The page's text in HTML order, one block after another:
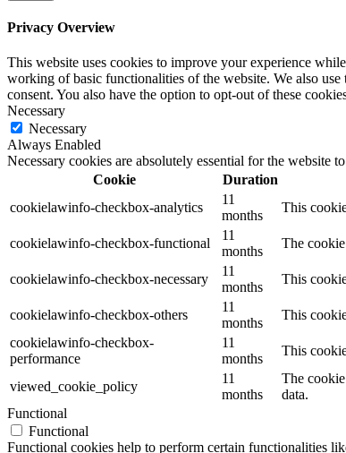
Privacy Overview
This website uses cookies to improve your experience
working of basic functionalities of the website. We also
consent. You also have the option to opt-out of these
Necessary
Necessary
Always Enabled
Necessary cookies are absolutely essential for the website
Cookie
Duration
cookielawinfo-checkbox-analytics
11
months
This
cookielawinfo-checkbox-functional
11
months
The
cookielawinfo-checkbox-necessary
11
months
This
cookielawinfo-checkbox-others
11
months
This
cookielawinfo-checkbox-
performance
11
months
This
viewed_cookie_policy
11
months
The
data.
Functional
Functional
Functional cookies help to perform certain functionalities